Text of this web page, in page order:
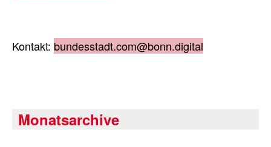
Kontakt: bundesstadt.com@bonn.digital
Monatsarchive